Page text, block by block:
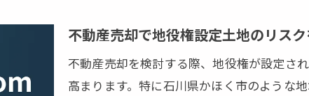
能な地役権の注意点を解説
通行料や利用条件を整理しよう
役権の扱いと売却リスク
不動産売却で地役権設定土地のリス
不動産売却を検討する際、地役権が設定さ
高まります。特に石川県かほく市のような